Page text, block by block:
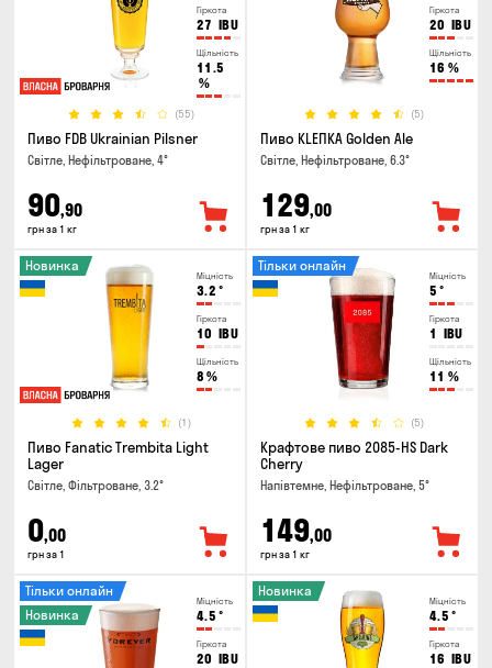
Гіркота
27 IBU
Щільність
11.5
%
(55)
Пиво FDB Ukrainian Pilsner
Світле, Нефільтроване, 4°
90,90
грн за 1 кг
Гіркота
20 IBU
Щільність
16 %
(5)
Пиво KLEПКА Golden Ale
Світле, Нефільтроване, 6.3°
129,00
грн за 1 кг
Міцність
3.2 °
Гіркота
10 IBU
Щільність
8 %
(1)
Новинка
Пиво Fanatic Trembita Light
Lager
Світле, Фільтроване, 3.2°
0,00
грн за 1
Міцність
5 °
Гіркота
1 IBU
Щільність
11 %
(5)
Тільки онлайн
Крафтове пиво 2085-HS Dark
Cherry
Напівтемне, Нефільтроване, 5°
149,00
грн за 1 кг
Міцність
4.5 °
Гіркота
20 IBU
Тільки онлайн
Новинка
Міцність
4.5 °
Гіркота
16 IBU
Новинка